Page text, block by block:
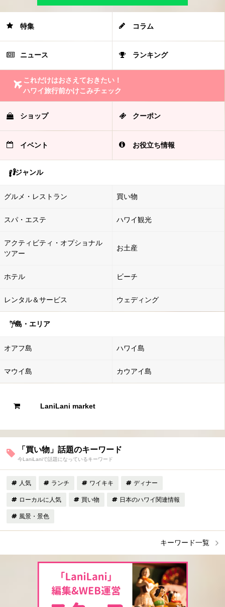
特集 コラム
ニュース ランキング
これだけはおさえておきたい！
ハワイ旅行前かけこみチェック
ショップ クーポン
イベント お役立ち情報
ジャンル
グルメ・レストラン 買い物
スパ・エステ ハワイ観光
アクティビティ・オプショナル
ツアー
お土産
ホテル ビーチ
レンタル＆サービス ウェディング
島・エリア
オアフ島 ハワイ島
マウイ島 カウアイ島
LaniLani market
「買い物」話題のキーワード
今LaniLaniで話題になっているキーワード
人気 ランチ ワイキキ ディナー
ローカルに人気 買い物 日本のハワイ関連情報
風景・景色
キーワード一覧